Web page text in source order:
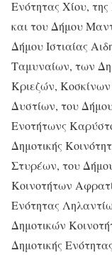
Ενότητας Χίου,
και του Δήμου
Δήμου Ιστιαίας
Ταμυναίων, των
Κριεζών, Κοσκίνων
Δυστίων, του
Ενοτήτωνς
Δημοτικής
Στυρέων, του
Κοινοτήτων
Ενότητας
Δημοτικών
Δημοτικής